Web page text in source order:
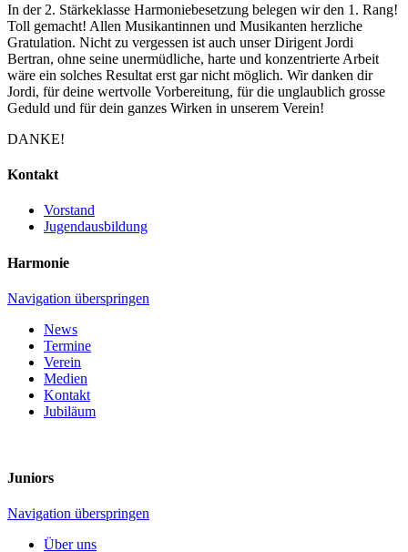
In der 2. Stärkeklasse Harmoniebesetzung belegen wir den 1. Rang!
Toll gemacht! Allen Musikantinnen und Musikanten herzliche
Gratulation. Nicht zu vergessen ist auch unser Dirigent Jordi
Bertran, ohne seine unermüdliche, harte und konzentrierte Arbeit
wäre ein solches Resultat erst gar nicht möglich. Wir danken dir
Jordi, für deine wertvolle Vorbereitung, für die unglaublich grosse
Geduld und für dein ganzes Wirken in unserem Verein!
DANKE!
Kontakt
Vorstand
Jugendausbildung
Harmonie
Navigation überspringen
News
Termine
Verein
Medien
Kontakt
Jubiläum
Juniors
Navigation überspringen
Über uns